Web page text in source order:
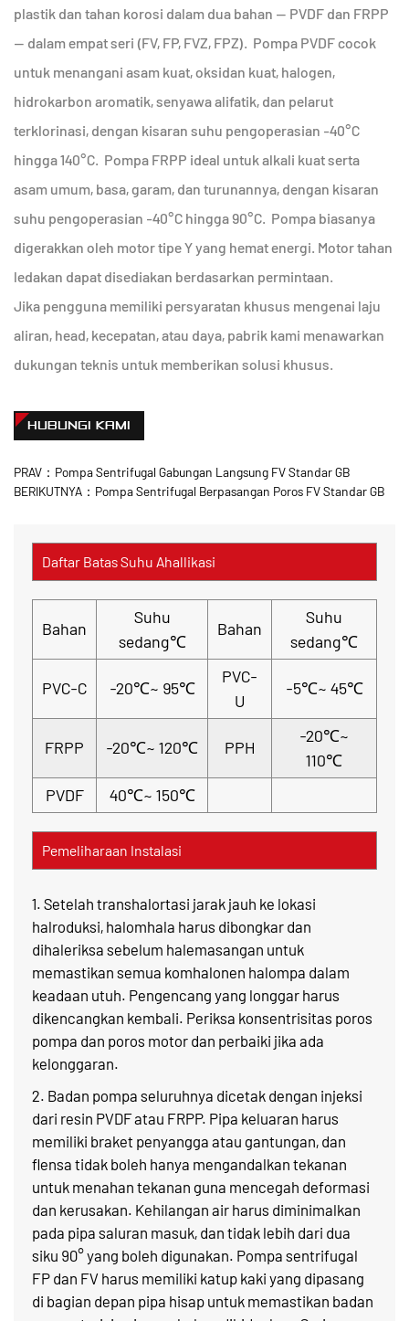
plastik dan tahan korosi dalam dua bahan — PVDF dan FRPP
— dalam empat seri (FV, FP, FVZ, FPZ). Pompa PVDF cocok
untuk menangani asam kuat, oksidan kuat, halogen,
hidrokarbon aromatik, senyawa alifatik, dan pelarut
terklorinasi, dengan kisaran suhu pengoperasian -40°C
hingga 140°C. Pompa FRPP ideal untuk alkali kuat serta
asam umum, basa, garam, dan turunannya, dengan kisaran
suhu pengoperasian -40°C hingga 90°C. Pompa biasanya
digerakkan oleh motor tipe Y yang hemat energi. Motor tahan
ledakan dapat disediakan berdasarkan permintaan.
Jika pengguna memiliki persyaratan khusus mengenai laju
aliran, head, kecepatan, atau daya, pabrik kami menawarkan
dukungan teknis untuk memberikan solusi khusus.
HUBUNGI KAMI
PRAV：Pompa Sentrifugal Gabungan Langsung FV Standar GB
BERIKUTNYA：Pompa Sentrifugal Berpasangan Poros FV Standar GB
Daftar Batas Suhu Ahallikasi
Bahan
Suhu
sedang℃
Bahan
Suhu
sedang℃
PVC-C -20℃~ 95℃
PVC-
U
-5℃~ 45℃
FRPP -20℃~ 120℃ PPH
-20℃~
110℃
PVDF
40℃~ 150℃
Pemeliharaan Instalasi
1. Setelah transhalortasi jarak jauh ke lokasi
halroduksi, halomhala harus dibongkar dan
dihaleriksa sebelum halemasangan untuk
memastikan semua komhalonen halompa dalam
keadaan utuh. Pengencang yang longgar harus
dikencangkan kembali. Periksa konsentrisitas poros
pompa dan poros motor dan perbaiki jika ada
kelonggaran.
2. Badan pompa seluruhnya dicetak dengan injeksi
dari resin PVDF atau FRPP. Pipa keluaran harus
memiliki braket penyangga atau gantungan, dan
flensa tidak boleh hanya mengandalkan tekanan
untuk menahan tekanan guna mencegah deformasi
dan kerusakan. Kehilangan air harus diminimalkan
pada pipa saluran masuk, dan tidak lebih dari dua
siku 90° yang boleh digunakan. Pompa sentrifugal
FP dan FV harus memiliki katup kaki yang dipasang
di bagian depan pipa hisap untuk memastikan badan